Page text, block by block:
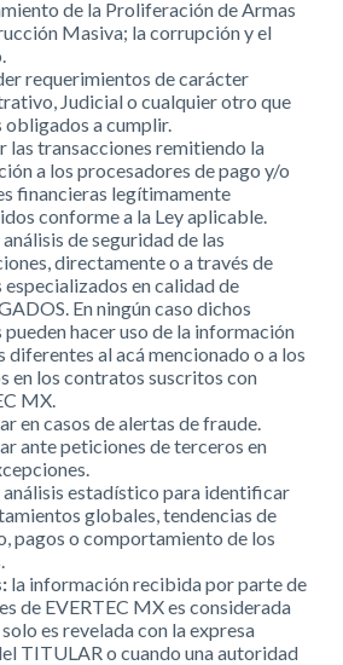
de la Proliferación de Armas
Masiva; la corrupción y el
requerimientos de carácter
Judicial o cualquier otro que
obligados a cumplir.
las transacciones remitiendo la
a los procesadores de pago y/o
financieras legítimamente
conforme a la Ley aplicable.
de seguridad de las
directamente o a través de
en calidad de
En ningún caso dichos
hacer uso de la información
diferentes al acá mencionado o a los
en los contratos suscritos con
MX.
en casos de alertas de fraude.
ante peticiones de terceros en
análisis estadístico para identificar
globales, tendencias de
pagos o comportamiento de los
la información recibida por parte de
de EVERTEC MX es considerada
es revelada con la expresa
TITULAR o cuando una autoridad